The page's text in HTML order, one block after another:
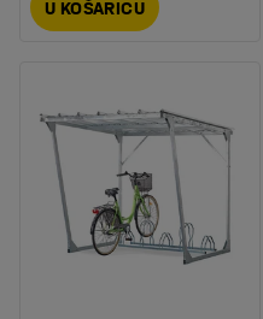
U KOŠARICU